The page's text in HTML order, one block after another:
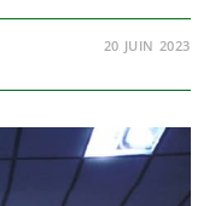
20 JUIN 2023